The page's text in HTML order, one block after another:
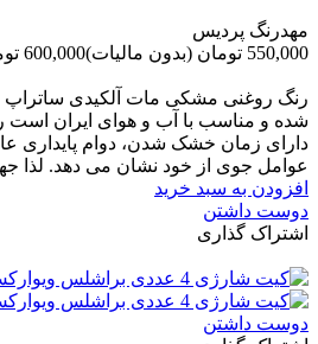
مهدرنگ پردیس
550,000 تومان
(بدون مالیات)600,000 تومان
رنگ روغنی مشکی مات آلکیدی ساتراپ
شده و مناسب با آب و هوای ایران
دارای زﻣﺎن ﺧﺸﮏ ﺷﺪن، دوام ﭘﺎﯾﺪاری
ﻋﻮاﻣﻞ ﺟﻮی از ﺧﻮد ﻧﺸﺎن ﻣﯽ دﻫﺪ. ﻟﺬا
افزودن به سبد خرید
دوست داشتن
اشتراک گذاری
دوست داشتن